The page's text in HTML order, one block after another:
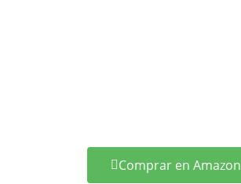
Comprar en Amazon